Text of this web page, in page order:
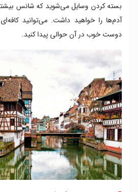
بسته کردن وسایل می‌شوید که شانس
آدم‌ها را خواهید داشت. می‌توانید
دوست خوب در آن حوالی پیدا کنید.